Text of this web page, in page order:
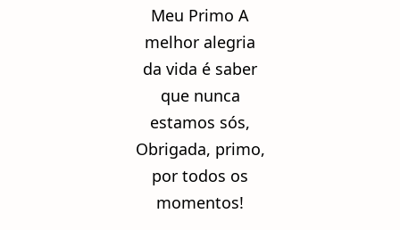
Meu Primo A
melhor alegria
da vida é saber
que nunca
estamos sós,
Obrigada, primo,
por todos os
momentos!